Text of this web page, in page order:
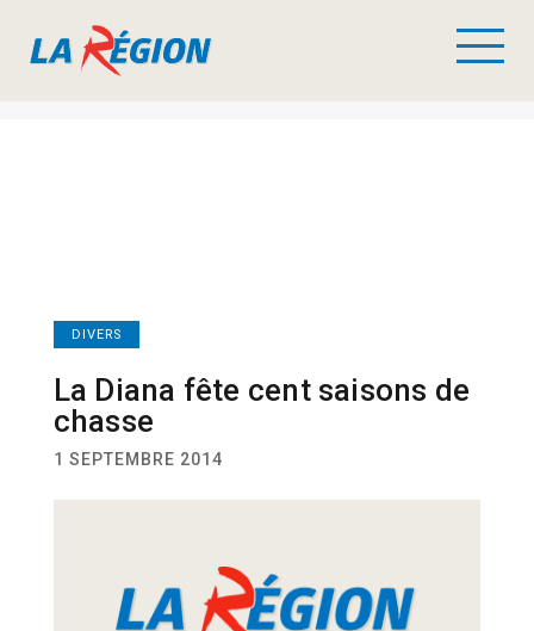
DIVERS
La Diana fête cent saisons de
chasse
1 SEPTEMBRE 2014